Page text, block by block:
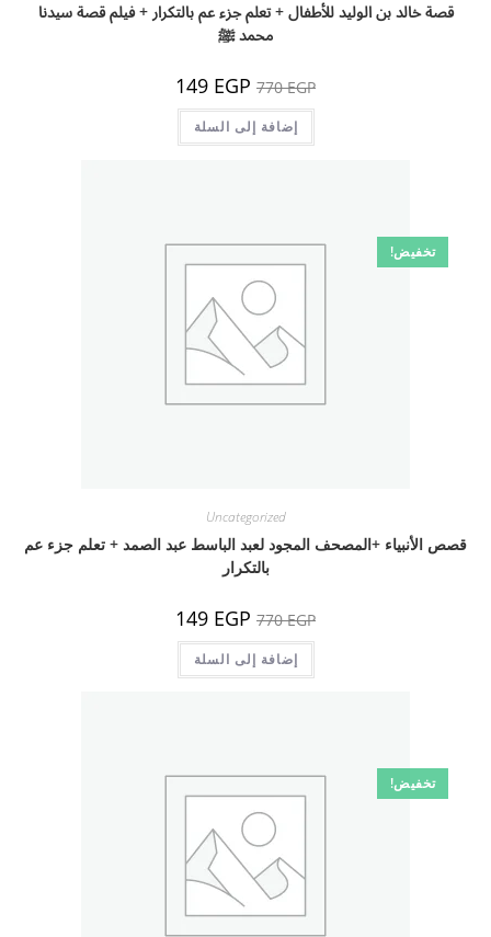
قصة خالد بن الوليد للأطفال + تعلم جزء عم بالتكرار + فيلم قصة سيدنا
محمد ﷺ
770EGP السعر
الأصلي
هو:
770 EGP.
149 EGP
إضافة إلى السلة
تخفيض!
Uncategorized
قصص الأنبياء +المصحف المجود لعبد الباسط عبد الصمد + تعلم جزء عم
بالتكرار
770EGP السعر
الأصلي
هو:
770 EGP.
149 EGP
إضافة إلى السلة
تخفيض!